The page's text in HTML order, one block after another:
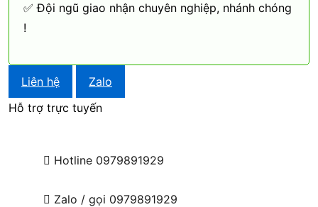
✅ Đội ngũ giao nhận chuyên nghiệp, nhánh chóng
!
Liên hệ
Zalo
Hỗ trợ trực tuyến
Hotline 0979891929
Zalo / gọi 0979891929